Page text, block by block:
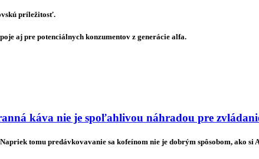
príležitosť.
aj pre potenciálnych konzumentov z generácie alfa.
káva nie je spoľahlivou náhradou pre
tomu predávkovavanie sa kofeínom nie je dobrým spôsobom, ako si